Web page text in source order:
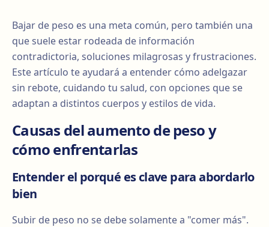
Bajar de peso es una meta común, pero también una
que suele estar rodeada de información
contradictoria, soluciones milagrosas y frustraciones.
Este artículo te ayudará a entender cómo adelgazar
sin rebote, cuidando tu salud, con opciones que se
adaptan a distintos cuerpos y estilos de vida.
Causas del aumento de peso y
cómo enfrentarlas
Entender el porqué es clave para abordarlo
bien
Subir de peso no se debe solamente a "comer más".